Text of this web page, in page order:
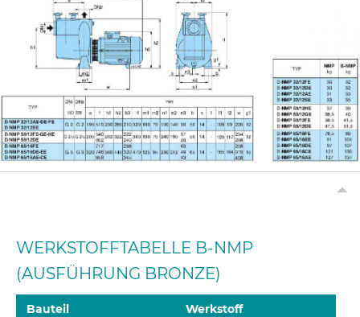
WERKSTOFFTABELLE B-NMP
(AUSFÜHRUNG BRONZE)
Bauteil
Werkstoff